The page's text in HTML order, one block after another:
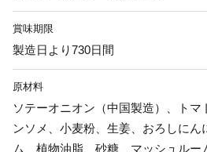
賞味期限
製造日より730日間
原材料
ソテーオニオン（中国製造）、トマ
ンソメ、小麦粉、生姜、おろしにん
ム、植物油脂、砂糖、マッシュル